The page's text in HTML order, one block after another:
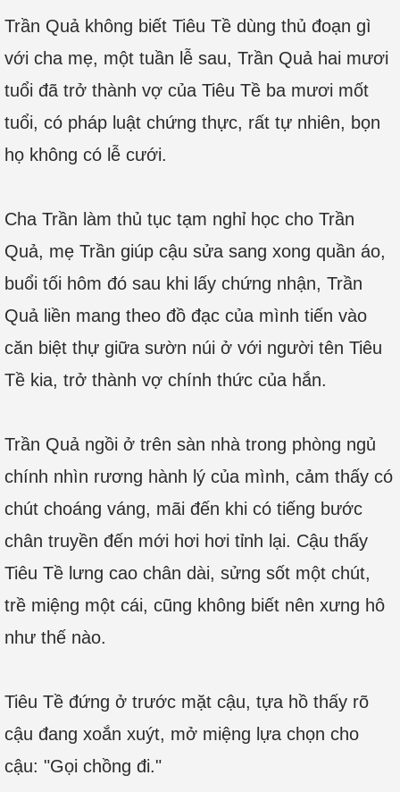
Trần Quả không biết Tiêu Tề dùng thủ đoạn gì
với cha mẹ, một tuần lễ sau, Trần Quả hai mươi
tuổi đã trở thành vợ của Tiêu Tề ba mươi mốt
tuổi, có pháp luật chứng thực, rất tự nhiên, bọn
họ không có lễ cưới.
Cha Trần làm thủ tục tạm nghỉ học cho Trần
Quả, mẹ Trần giúp cậu sửa sang xong quần áo,
buổi tối hôm đó sau khi lấy chứng nhận, Trần
Quả liền mang theo đồ đạc của mình tiến vào
căn biệt thự giữa sườn núi ở với người tên Tiêu
Tề kia, trở thành vợ chính thức của hắn.
Trần Quả ngồi ở trên sàn nhà trong phòng ngủ
chính nhìn rương hành lý của mình, cảm thấy có
chút choáng váng, mãi đến khi có tiếng bước
chân truyền đến mới hơi hơi tỉnh lại. Cậu thấy
Tiêu Tề lưng cao chân dài, sửng sốt một chút,
trề miệng một cái, cũng không biết nên xưng hô
như thế nào.
Tiêu Tề đứng ở trước mặt cậu, tựa hồ thấy rõ
cậu đang xoắn xuýt, mở miệng lựa chọn cho
cậu: "Gọi chồng đi."